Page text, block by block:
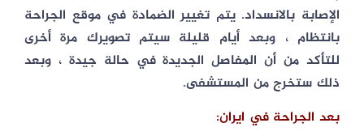
الإصابة بالانسداد. يتم تغيير الضمادة في موقع الجراحة
بانتظام ، وبعد أيام قليلة سيتم تصويرك مرة أخرى
للتأكد من أن المفاصل الجديدة في حالة جيدة ، وبعد
ذلك ستخرج من المستشفى.
بعد الجراحة في ايران: